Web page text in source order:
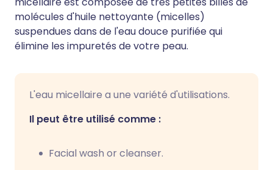
Copier le lien
molécules d'huile nettoyante (micelles)
suspendues dans de l'eau douce purifiée qui
élimine les impuretés de votre peau.
L'eau micellaire a une variété d'utilisations.
Il peut être utilisé comme :
Facial wash or cleanser.